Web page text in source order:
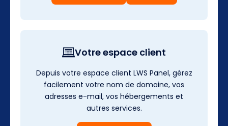
Votre espace client
Depuis votre espace client LWS Panel, gérez
facilement votre nom de domaine, vos
adresses e-mail, vos hébergements et
autres services.